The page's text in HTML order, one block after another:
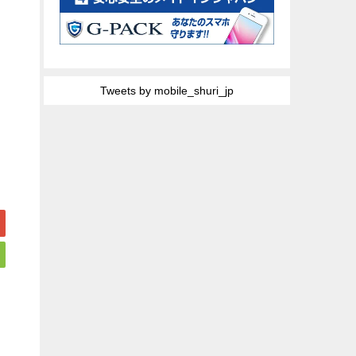
Tweets by mobile_shuri_jp